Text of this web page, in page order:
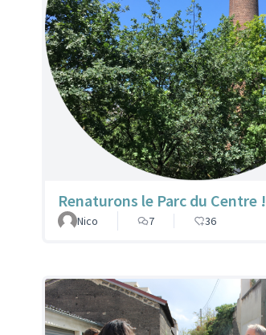
Renaturons le Parc du Centre !
Nico
7 36